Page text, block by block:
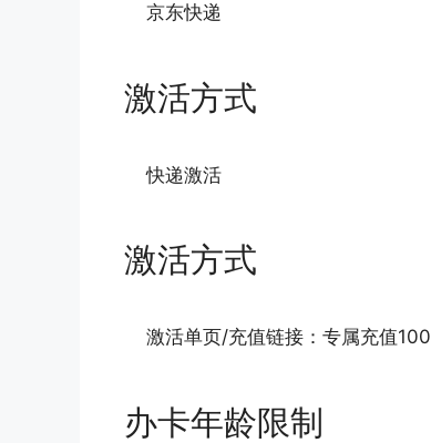
京东快递
激活方式
快递激活
激活方式
激活单页/充值链接：专属充值100
办卡年龄限制